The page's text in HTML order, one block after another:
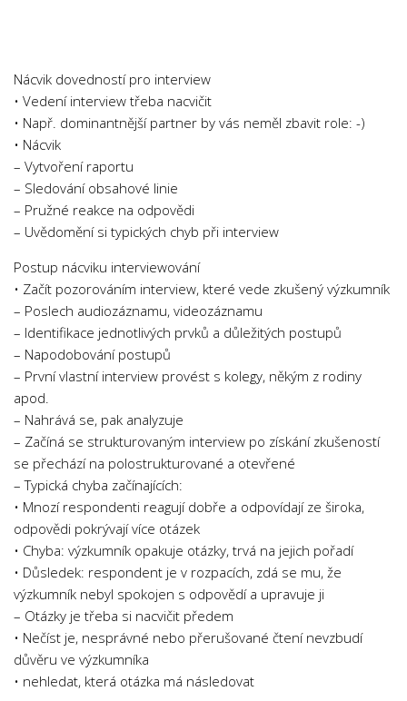
Ekonomie
Fyzika
Informatika
Jazyky
Management
Marketing
Němčina
Občanská nauka
Pedagogika
Psychologie a Sociologie
Společenské vědy
Technika
Účetnictví
Zdravotnictví
Zeměpis
Novinky
Nácvik dovedností pro interview
• Vedení interview třeba nacvičit
• Např. dominantnější partner by vás neměl zbavit role: -)
• Nácvik
– Vytvoření raportu
– Sledování obsahové linie
– Pružné reakce na odpovědi
– Uvědomění si typických chyb při interview
Postup nácviku interviewování
• Začít pozorováním interview, které vede zkušený výzkumník
– Poslech audiozáznamu, videozáznamu
– Identifikace jednotlivých prvků a důležitých postupů
– Napodobování postupů
– První vlastní interview provést s kolegy, někým z rodiny
apod.
– Nahrává se, pak analyzuje
– Začíná se strukturovaným interview po získání zkušeností
se přechází na polostrukturované a otevřené
– Typická chyba začínajících:
• Mnozí respondenti reagují dobře a odpovídají ze široka,
odpovědi pokrývají více otázek
• Chyba: výzkumník opakuje otázky, trvá na jejich pořadí
• Důsledek: respondent je v rozpacích, zdá se mu, že
výzkumník nebyl spokojen s odpovědí a upravuje ji
– Otázky je třeba si nacvičit předem
• Nečíst je, nesprávné nebo přerušované čtení nevzbudí
důvěru ve výzkumníka
• nehledat, která otázka má následovat